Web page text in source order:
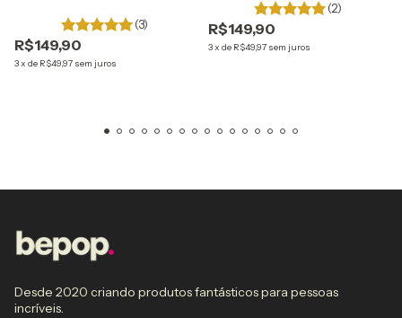
(3)
R$149,90
3x de R$49,97 sem juros
(2)
R$149,90
3x de R$49,97 sem juros
Desde 2020 criando produtos fantásticos para pessoas
incríveis.